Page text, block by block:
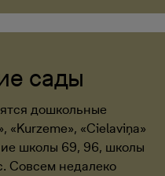
сады
дошкольные
«Kurzeme», «Cielaviņa»
школы 69, 96, школы
Совсем недалеко